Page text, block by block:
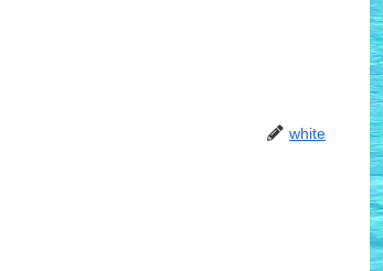
white